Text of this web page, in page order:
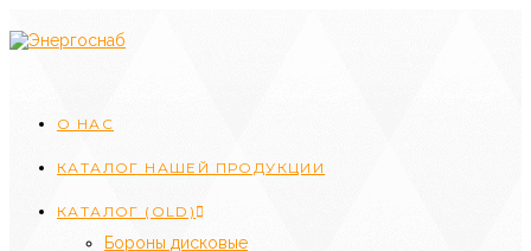
к
содержимому
О НАС
КАТАЛОГ НАШЕЙ ПРОДУКЦИИ
КАТАЛОГ (OLD)
Бороны дисковые